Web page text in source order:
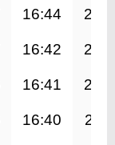
16:44
16:42
16:41
16:40